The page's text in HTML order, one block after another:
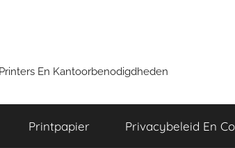
En Kantoorbenodigdheden
Printpapier Privacybeleid En